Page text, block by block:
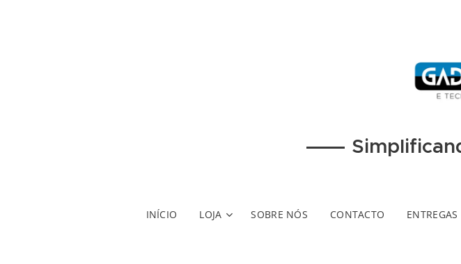
INÍCIO LOJA SOBRE NÓS CONTACTO